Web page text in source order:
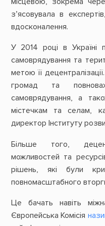
з’ясовувала в
вдосконалення.
У 2014 році в Україні
самоврядування та
метою її
громад та
самоврядування, а
містечкам та селам,
директор Інституту
Більше того,
можливостей та
рішень, які були
повномасштабного
Це бачать навіть
Європейська Комісія